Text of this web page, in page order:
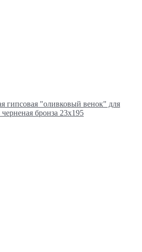
гипсовая "оливковый венок" для
бронза 23х195